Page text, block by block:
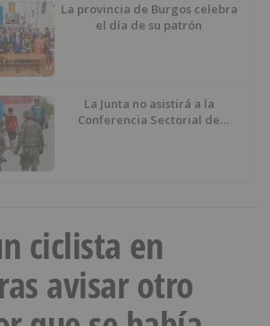
La provincia de Burgos celebra
el día de su patrón
La Junta no asistirá a la
Conferencia Sectorial de
ciclista en
avisar otro